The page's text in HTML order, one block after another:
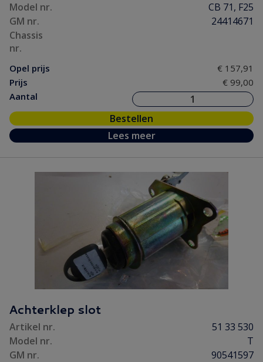
Model nr.
CB 71, F25
GM nr.
24414671
Chassis
nr.
Opel prijs
€ 157,91
Prijs
€ 99,00
Aantal
Bestellen
Lees meer
Achterklep slot
Artikel nr.
51 33 530
Model nr.
T
GM nr.
90541597